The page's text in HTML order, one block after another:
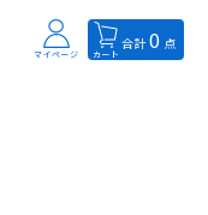
マイページ カート
合計0 点